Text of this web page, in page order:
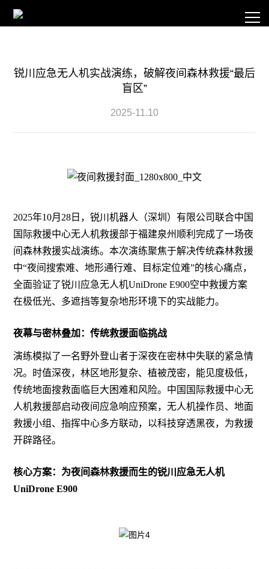
锐川应急无人机实战演练，破解夜间森林救援“最后
盲区”
2025-11.10
2025年10月28日，锐川机器人（深圳）有限公司联合中国
国际救援中心无人机救援部于福建泉州顺利完成了一场夜
间森林救援实战演练。本次演练聚焦于解决传统森林救援
中“夜间搜索难、地形通行难、目标定位难”的核心痛点，
全面验证了锐川应急无人机UniDrone E900空中救援方案
在极低光、多遮挡等复杂地形环境下的实战能力。
夜幕与密林叠加：传统救援面临挑战
演练模拟了一名野外登山者于深夜在密林中失联的紧急情
况。时值深夜，林区地形复杂、植被茂密，能见度极低，
传统地面搜救面临巨大困难和风险。中国国际救援中心无
人机救援部启动夜间应急响应预案，无人机操作员、地面
救援小组、指挥中心多方联动，以科技穿透黑夜，为救援
开辟路径。
核心方案：为夜间森林救援而生的锐川应急无人机
UniDrone E900